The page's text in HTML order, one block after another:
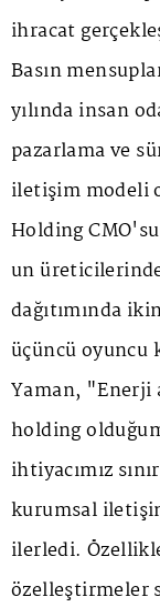
ihracat
Basın
yılında insan
pazarlama ve
iletişim modeli
Holding
un
dağıtımında
üçüncü oyuncu
Yaman, "Enerji
holding
ihtiyacımız
kurumsal
ilerledi.
özelleştirmeler